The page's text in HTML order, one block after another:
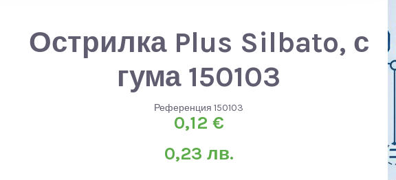
Острилка Plus Silbato, с
гума 150103
Референция 150103
0,12 €
0,23 лв.